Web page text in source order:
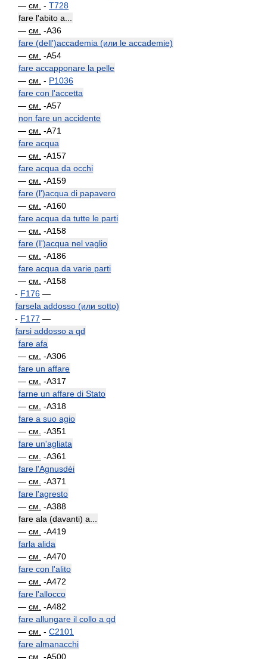
— см. - T728
fare l'abito a...
— см. -A36
fare (dell')accademia (или le accademie)
— см. -A54
fare accapponare la pelle
— см. - P1036
fare con l'accetta
— см. -A57
non fare un accidente
— см. -A71
fare acqua
— см. -A157
fare acqua da occhi
— см. -A159
fare (l')acqua di papavero
— см. -A160
fare acqua da tutte le parti
— см. -A158
fare (I')acqua nel vaglio
— см. -A186
fare acqua da varie parti
— см. -A158
- F176 —
farsela addosso (или sotto)
- F177 —
farsi addosso a qd
fare afa
— см. -A306
fare un affare
— см. -A317
farne un affare di Stato
— см. -A318
fare a suo agio
— см. -A351
fare un'agliata
— см. -A361
fare l'Agnusdèi
— см. -A371
fare l'agresto
— см. -A388
fare ala (davanti) a...
— см. -A419
farla alida
— см. -A470
fare con l'alito
— см. -A472
fare l'allocco
— см. -A482
fare allungare il collo a qd
— см. - C2101
fare almanacchi
— см. -A500